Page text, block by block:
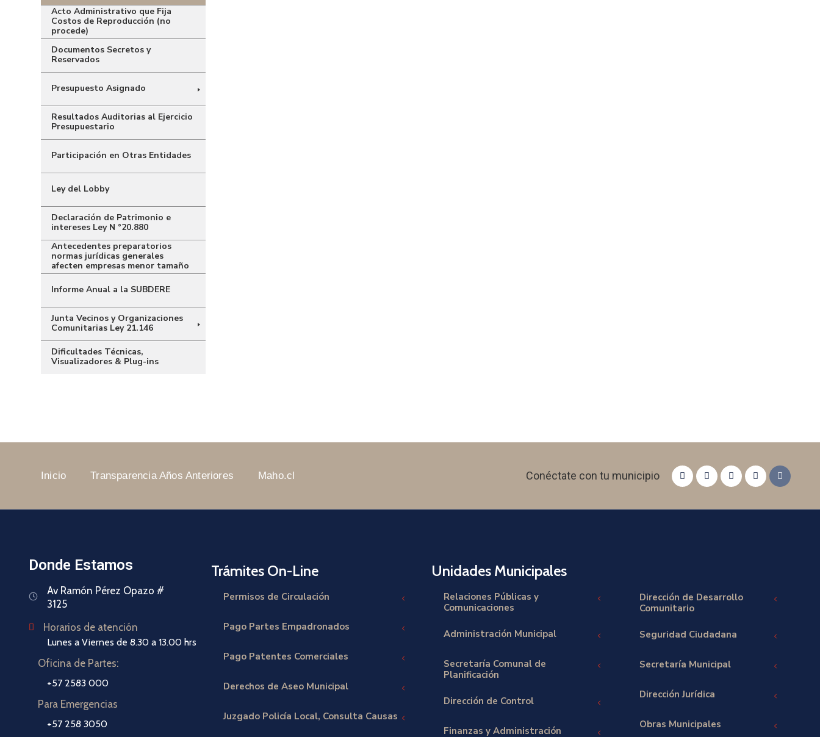
Acto Administrativo que Fija
Costos de Reproducción (no
procede)
Documentos Secretos y
Reservados
Presupuesto Asignado
Resultados Auditorias al Ejercicio
Presupuestario
Participación en Otras Entidades
Ley del Lobby
Declaración de Patrimonio e
intereses Ley N °20.880
Antecedentes preparatorios
normas jurídicas generales
afecten empresas menor tamaño
Informe Anual a la SUBDERE
Junta Vecinos y Organizaciones
Comunitarias Ley 21.146
Dificultades Técnicas,
Visualizadores & Plug-ins
Inicio Transparencia Años Anteriores Maho.cl Conéctate con tu municipio
Donde Estamos
Av Ramón Pérez Opazo #
3125
Horarios de atención
Lunes a Viernes de 8.30 a 13.00 hrs
Oficina de Partes:
+57 2583 000
Para Emergencias
+57 258 3050
Trámites On-Line
Permisos de Circulación
Pago Partes Empadronados
Pago Patentes Comerciales
Derechos de Aseo Municipal
Juzgado Policía Local, Consulta Causas
Unidades Municipales
Relaciones Públicas y
Comunicaciones
Administración Municipal
Secretaría Comunal de
Planificación
Dirección de Control
Finanzas y Administración
Dirección de Desarrollo
Comunitario
Seguridad Ciudadana
Secretaría Municipal
Dirección Jurídica
Obras Municipales